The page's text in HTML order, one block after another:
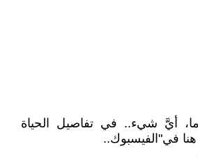
أيَّ شيء.. في تفاصيل الحياة
هنا في"الفيسبوك..